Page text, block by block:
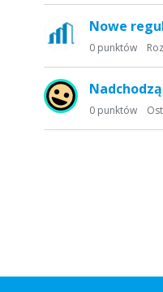
k
u
s
y
j
n
Nowe
0 punktów
0 punktów